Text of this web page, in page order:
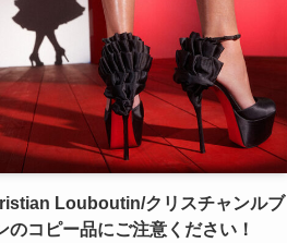
Louboutin/クリスチャンルブ
のコピー品にご注意ください！